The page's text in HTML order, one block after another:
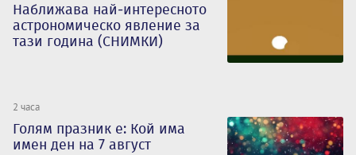
Наближава най-интересното
астрономическо явление за
тази година (СНИМКИ)
2 часа
Голям празник е: Кой има
имен ден на 7 август